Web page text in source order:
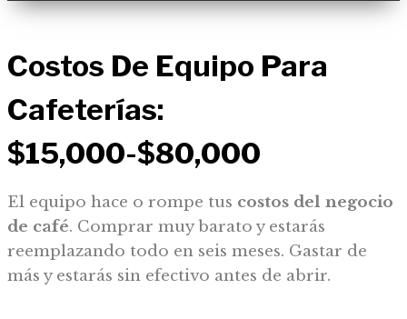
Costos De Equipo Para
Cafeterías:
$15,000-$80,000
El equipo hace o rompe tus costos del negocio
de café. Comprar muy barato y estarás
reemplazando todo en seis meses. Gastar de
más y estarás sin efectivo antes de abrir.